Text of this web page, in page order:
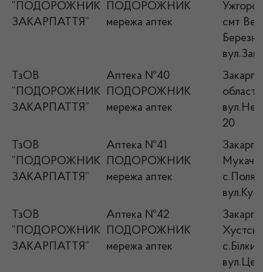
“ПОДОРОЖНИК
ЗАКАРПАТТЯ”
ПОДОРОЖНИК
мережа аптек
смт
ТзОВ
“ПОДОРОЖНИК
ЗАКАРПАТТЯ”
Аптека №40
ПОДОРОЖНИК
мережа аптек
область
20
ТзОВ
“ПОДОРОЖНИК
ЗАКАРПАТТЯ”
Аптека №41
ПОДОРОЖНИК
мережа аптек
ТзОВ
“ПОДОРОЖНИК
ЗАКАРПАТТЯ”
Аптека №42
ПОДОРОЖНИК
мережа аптек
с.Білки,